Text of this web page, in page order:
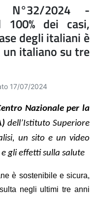
N°32/2024 -
dei casi,
degli italiani è
italiano su tre
17/07/2024
Nazionale per la
) dell’Istituto Superiore
un sito e un video
e gli effetti sulla salute
è sostenibile e sicura,
negli ultimi tre anni